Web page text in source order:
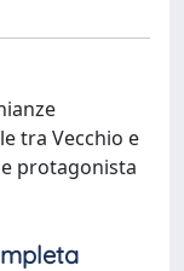
tra Vecchio e
protagonista